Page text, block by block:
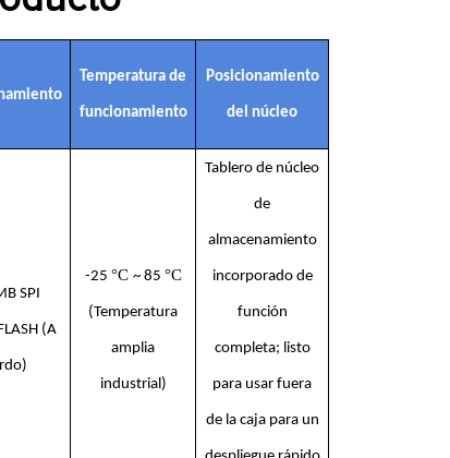
Temperatura de
funcionamiento
Posicionamiento
del núcleo
SPI
(A
-25 °C ~ 85 °C
(Temperatura
amplia
industrial)
Tablero de núcleo
de
almacenamiento
incorporado de
función
completa; listo
para usar fuera
de la caja para un